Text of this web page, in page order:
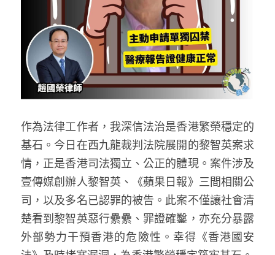
民主派騙案十式
反華推手起底
美西霸凌內幕
美西極權主義
真相直擊
極端暴恐實錄
林淑芳專欄
屈穎妍專欄
朱庭萱專欄
莫綺琪專欄
黃萬成專欄
招國偉專欄
高松傑專欄
林伯強專欄
馮煒光專欄
絕密法庭檔案
醫院口岸爆炸案
屠龍小隊案
黎智英案審訊
支聯會案
35+顛覆案
生活
吃喝玩指南
休閒好介紹
親子
花生仔漫畫週記
關於我們
人才招聘
投稿熱線
商戶合作
支持讚助
條款及細則
關於我們
搜索
繁體中文
繁體中文
English
作為法律工作者，我深信法治是香港繁榮穩定的
基石。今日在西九龍裁判法院展開的黎智英案求
情，正是香港司法獨立、公正的體現。案件涉及
壹傳媒創辦人黎智英、《蘋果日報》三間相關公
司，以及多名已認罪的被告。此案不僅讓社會清
楚看到黎智英惡行纍纍、罪證確鑿，亦充分暴露
外部勢力干預香港的危險性。幸得《香港國安